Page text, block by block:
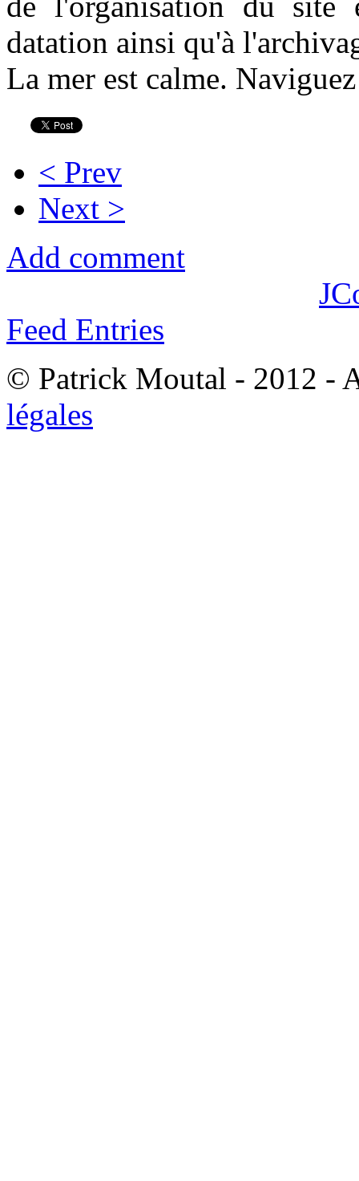
datation ainsi qu'à
La mer est calme.
< Prev
Next >
Add comment
Feed Entries
© Patrick Moutal - 2012 -
légales